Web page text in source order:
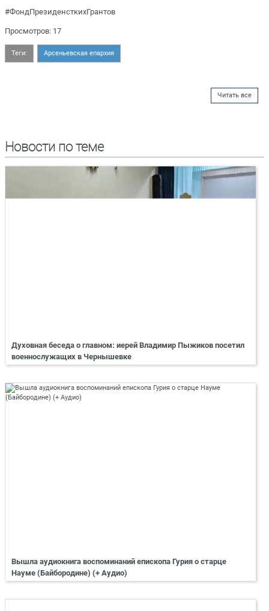
#ФондПрезиденсткихГрантов
Просмотров: 17
Теги: Арсеньевская епархия
Читать все
Новости по теме
Духовная беседа о главном: иерей Владимир Пыжиков посетил
военнослужащих в Чернышевке
Вышла аудиокнига воспоминаний епископа Гурия о старце
Науме (Байбородине) (+ Аудио)